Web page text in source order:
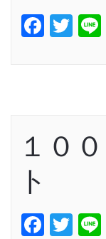
１０
ト